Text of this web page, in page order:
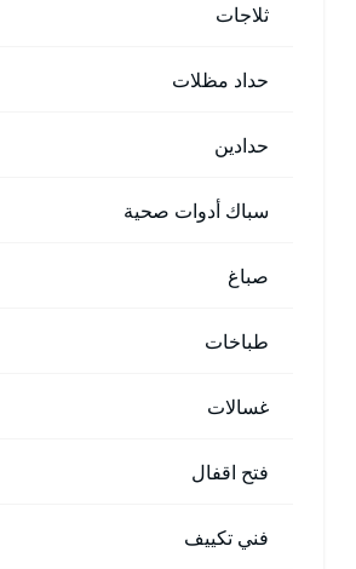
ثلاجات
حداد مظلات
حدادين
سباك أدوات صحية
صباغ
طباخات
غسالات
فتح اقفال
فني تكييف